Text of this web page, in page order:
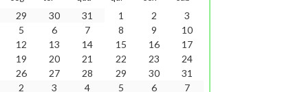
29 30 31 1 2
3
5 6 7 8 9
10
12 13 14 15 16
17
19 20 21 22 23
24
26 27 28 29 30
31
2 3 4 5 6 7